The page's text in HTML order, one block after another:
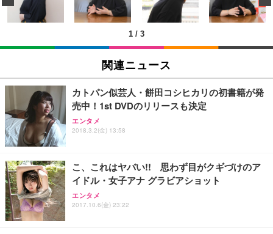
ン樹脂ベース 通気性メッシュ 在宅ワーク H-WY01
(黒網+黒枠+黒足)
￥5,699
SIHOO B100 オフィスチェア／デスクチェア メッシ
ュチェア 人間工学 疲れない ブラック
￥27,999
Sezlife オフィスチェア デスクチェア 疲れない テレ
ワーク チェア 強化バックレスト 30度ロッキング機
能 人間工学 椅子 腰サポート 90度跳ね上げ式アーム
務用 おしゃれ パソコンチェア (ブラック)
Sezlife オフィスチェア デスクチェア 疲れない テレ
ワーク チェア 強化バックレスト 30度ロッキング機
能 人間工学 椅子 腰サポート 90度跳ね上げ式アーム
￥105,595
EIZO ビジネス向けプレミアムモニター | FlexScan
￥109,572
【純正品】27"ゲーミングモニター DualSense 充電
フック付き（CFI-ZDM1J）
【整備済み品】Dell E2724HS 27インチ 液晶モニタ
ー フルHD（1920×1080）VA 非光沢 HDMI/DisplayP
ort/VGA スピーカー内蔵 高さ調整 スイベル VESA対
￥3,373
Amazonベーシック ペットシーツ 厚型 ワイド 42枚
x2袋(84枚) ホワイト(吸収面:ライトブルー)
￥3,234
ネオ・ルーライフ ネオ・オムツ L 中型犬用 26枚入
り 単品
Smart Basic(スマートベーシック) 【Amazon.co.jp
限定】 Smart Basic アイリスオーヤマ ペットシーツ
超厚型 お徳用 ワイド 100枚入 (x 1) (ケース販売)
1 / 3
関連ニュース
カトパン似芸人・餅田コシヒカリの初書籍が発
売中！1st DVDのリリースも決定
エンタメ
2018.3.2(金) 13:58
こ、これはヤバい!! 思わず目がクギづけのア
イドル・女子アナ グラビアショット
エンタメ
2017.10.6(金) 23:22